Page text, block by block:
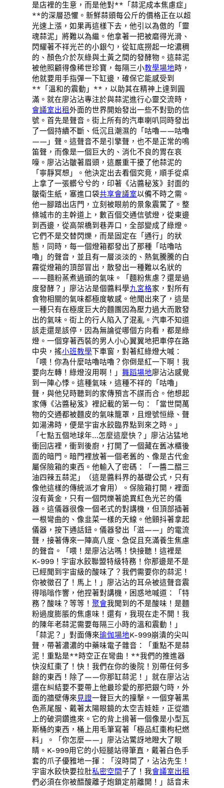
是店裡的生意，而是他對**「蒜泥成本焦慮症」
**的深層恐懼。新鮮蒜頭每公斤的價格正在以超
光速上漲，如果再這樣下去，他引以為傲的「靈
魂蒜泥」將難以為繼。他拿著一把被磨得光滑、
閃耀著不祥光芒的小銀勺，從缸底撈起一坨濃稠
的、顏色介於灰綠與土黃之間的發酵物。這蒜泥
被他照顧得像稀世珍寶，每隔三小教學場地時，
他就要用手指彈一下缸邊，確保它能感受到
**「溫和的震動」**，以助其在精神上達到圓
滿。就在廖沾沾專注於與蒜泥進行心靈交流時，
會議室出租外面的世界開始發出一些不對勁的信
號。首先是聲音。街上所有的汽車喇叭同時發出
了一個持續不斷、低沉且潮濕的「咕嚕——咕嚕
——」聲。這聲音不是引擎聲，也不是正常的鳴
笛聲，而像是一個巨大的、消化不良的胃在哀
嚎。廖沾沾皺著眉頭，這嚴重干擾了他蒜泥的
「寧靜冥想」。他決定出去看個究竟，順手從桌
上拿了一張髒兮兮的，印著《沾醬秘笈》封面的
皺衛生紙，塞進口袋共享會議室以備不時之需。
他一腳踏出店門，立刻被眼前的景象震驚了。整
條城市的主幹道上，數百個交通信號燈，從東邊
到西邊，從高架橋到巷弄口，全部變成了綠燈。
它們不是交替閃爍，而是固定在「通行」的狀
態，同時，每一個燈箱都發出了那種「咕嚕咕
嚕」的聲音，並且有一層淡淡的、熱氣騰騰的白
霧從燈箱的頂部冒出，散發出一種難以名狀的
——麵粉蒸煮過頭的氣味。「麵粉焦慮？還是過
度發酵？」廖沾沾是個醬料學九宮格家，對所有
食物相關的氣味都極度敏感。他聞出來了，這是
一種只有在極度巨大的麵團因為壓力過大而散發
出的氣味。街上的行人陷入了混亂。汽車不知道
該走還是該停，因為無論從哪個方向看，都是綠
燈。一個穿著西裝的男人小心翼翼地把車停在路
中央，搖小班教學下車窗，對著紅綠燈大喊：
「喂！你為什麼咕嚕咕嚕？你倒是紅一下啊！我
要向左轉！綠燈沒用啊！」舞蹈場地廖沾沾感覺
到一陣心悸。這種氣味，這種不祥的「咕嚕」
聲，與他兒時聽到的家傳預言不謀而合。他想起
家傳《沾醬秘笈》裡記載的第一句：「當世間萬
物的交通都被麵皮的氣味籠罩，且燈號恒綠、聲
如湯沸時，便是宇宙水餃臨界點到來之時。」
「七點五個地球年…怎麼這麼快？」廖沾沾猛地
衝回店裡，衝到後廚，打開了一個藏在舊冰櫃後
面的暗門。暗門裡放著一個老舊的、像是古代金
屬保險箱的東西。他輸入了密碼：「一醬二醋三
油四辣五蒜泥」（這是醬料界的基礎公式，只有
像他這樣的傳統派才會用）。保險箱打開，裡面
沒有黃金，只有一個閃爍著詭異紅色光芒的儀
器。這儀器很像一個老式的對講機，但頂部插著
一根彎曲的、像韭菜一樣的天線。他顫抖著拿起
儀器，按下通話鈕。儀器發出「滋——」的電流
聲，接著傳來一陣高八度、急促且充滿養生焦慮
的聲音。「喂！是廖沾沾嗎！快接聽！這裡是
K-999！宇宙水餃聯盟特級特務！你那邊是不是
已經聞到宇宙級的酸味了？我們需要你的蒜泥！
你被徵召了！馬上！」廖沾沾的耳朵被這聲音震
得嗡嗡作響，他捏著對講機，困惑地喊道：「特
務？酸味？等等！聚會我聞到的不是酸味！是麵
粉過度膨脹的焦慮味！還有，我現在走不開！我
的陳年老蒜泥需要每隔三小時的溫和震動！」
「蒜泥？」對面傳來瑜伽場地K-999崩潰的尖叫
聲，帶著濃濃的中藥味電子雜音：「重點不是蒜
泥！重點是**時空正在彎曲！**我們的推進器
快沒紅棗了！快！我們在你的後院！別帶任何多
餘的東西！除了——你那缸蒜泥！」就在廖沾沾
還在糾結要不要帶上他最珍愛的那把銀勺時，外
面的牆壁傳來見證一聲巨大的撞擊。一個穿著黑
色燕尾服、戴著太陽眼鏡的太空吉娃娃，正從牆
上的破洞鑽進來。它的背上揹著一個像是小型瓦
斯桶的東西，桶上用毛筆寫著「極品紅棗枸杞燃
料」。「你怎麼——」廖沾沾驚訝地瞪大了眼
睛。K-999用它的小短腿站得筆直，戴著白色手
套的爪子優雅地一揮：「沒時間了，沾沾先生！
宇宙水餃快要拉肚私密空間子了！我會議室出租
們必須在你被醋酸離子炮鎖定前離開！」話音未